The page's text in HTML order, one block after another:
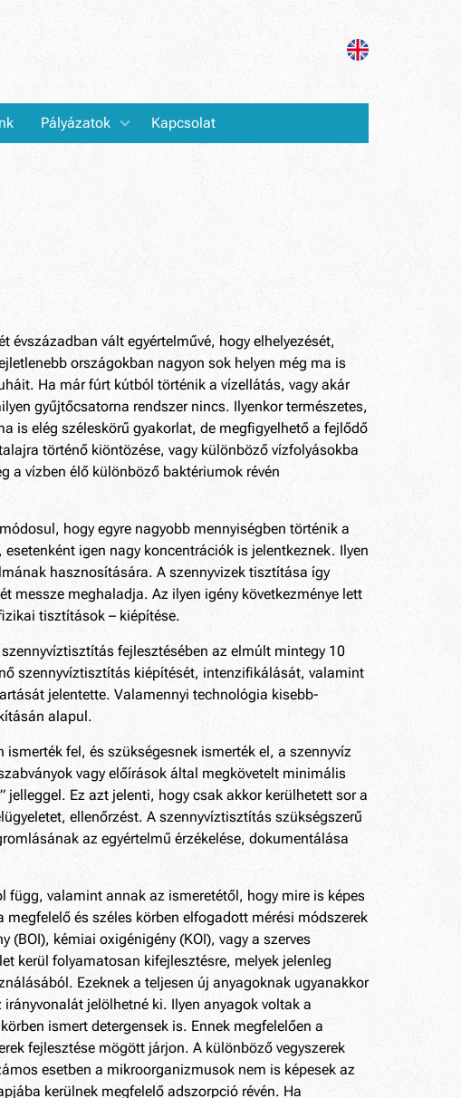
Pályázatok Kapcsolat
vált egyértelművé, hogy elhelyezését,
országokban nagyon sok helyen még ma is
Ha már fúrt kútból történik a vízellátás, vagy akár
gyűjtőcsatorna rendszer nincs. Ilyenkor természetes,
is elég széleskörű gyakorlat, de megfigyelhető a fejlődő
történő kiöntözése, vagy különböző vízfolyásokba
a vízben élő különböző baktériumok révén
hogy egyre nagyobb mennyiségben történik a
igen nagy koncentrációk is jelentkeznek. Ilyen
hasznosítására. A szennyvizek tisztítása így
messze meghaladja. Az ilyen igény következménye lett
tisztítások – kiépítése.
fejlesztésében az elmúlt mintegy 10
szennyvíztisztítás kiépítését, intenzifikálását, valamint
jelentette. Valamennyi technológia kisebb-
alapul.
fel, és szükségesnek ismerték el, a szennyvíz
vagy előírások által megkövetelt minimális
Ez azt jelenti, hogy csak akkor kerülhetett sor a
ellenőrzést. A szennyvíztisztítás szükségszerű
az egyértelmű érzékelése, dokumentálása
függ, valamint annak az ismeretétől, hogy mire is képes
és széles körben elfogadott mérési módszerek
kémiai oxigénigény (KOI), vagy a szerves
kerül folyamatosan kifejlesztésre, melyek jelenleg
Ezeknek a teljesen új anyagoknak ugyanakkor
jelölhetné ki. Ilyen anyagok voltak a
ismert detergensek is. Ennek megfelelően a
fejlesztése mögött járjon. A különböző vegyszerek
esetben a mikroorganizmusok nem is képesek az
kerülnek megfelelő adszorpció révén. Ha